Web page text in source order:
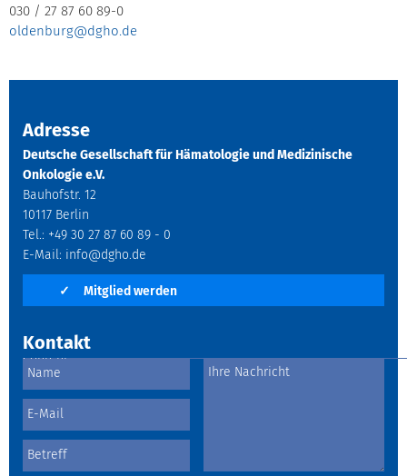
030 / 27 87 60 89-0
oldenburg@dgho.de
Adresse
Deutsche Gesellschaft für Hämatologie und Medizinische
Onkologie e.V.
Bauhofstr. 12
10117 Berlin
Tel.: +49 30 27 87 60 89 - 0
E-Mail: info@dgho.de
✓ Mitglied werden
Kontakt